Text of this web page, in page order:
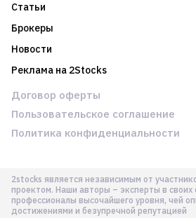
Статьи
Брокеры
Новости
Реклама на 2Stocks
2stocks является независимым от
проектом. Наши авторы – эксперты в своих
профессионалы высочайшего уровня, чей
достижениями и безупречной репутацией
Договор оферты
Пользовательское соглашение
Политика конфиденциальности